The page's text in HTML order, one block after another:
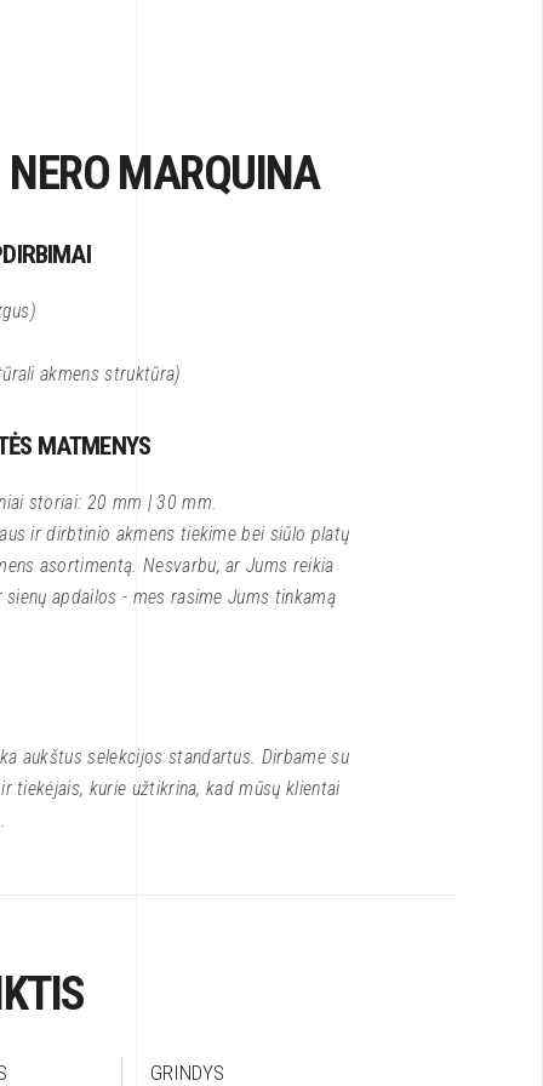
MARQUINA
akmens struktūra)
MATMENYS
storiai: 20 mm | 30 mm.
ir dirbtinio akmens tiekime bei siūlo platų
asortimentą. Nesvarbu, ar Jums reikia
apdailos - mes rasime Jums tinkamą
aukštus selekcijos standartus. Dirbame su
tiekėjais, kurie užtikrina, kad mūsų klientai
GRINDYS